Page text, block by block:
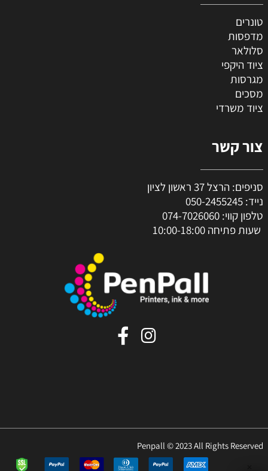
טונרים
מדפסות
סלולאר
ציוד היקפי
מגרסות
מסכים
ציוד משרדי
צור קשר
סניפים: הרצל 37 ראשון לציון
נייד: 050-2455245
טלפון קווי: 074-7026060
שעות פתיחה 10:00-18:00
Penpall © 2023 All Rights Reserved